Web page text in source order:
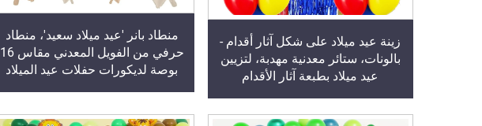
زينة عيد ميلاد على شكل آثار أقدام -
بالونات، ستائر معدنية مهدبة، لتزيين
عيد ميلاد بطبعة آثار الأقدام
منطاد بانر 'عيد ميلاد سعيد'، منطاد
حرفي من الفويل المعدني مقاس 16
بوصة لديكورات حفلات عيد الميلاد